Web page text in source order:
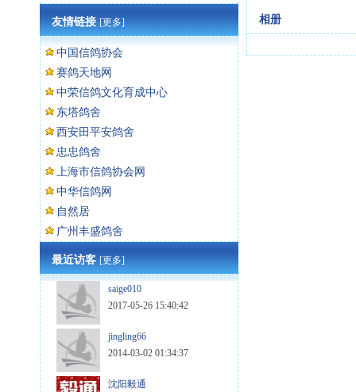
友情链接[更多]
中国信鸽协会
赛鸽天地网
中荣信鸽文化育成中心
东塔鸽舍
西安田平安鸽舍
忠忠鸽舍
上海市信鸽协会网
中华信鸽网
自然居
广州丰盛鸽舍
最近访客[更多]
saige010
2017-05-26 15:40:42
jingling66
2014-03-02 01:34:37
沈阳毅通
相册